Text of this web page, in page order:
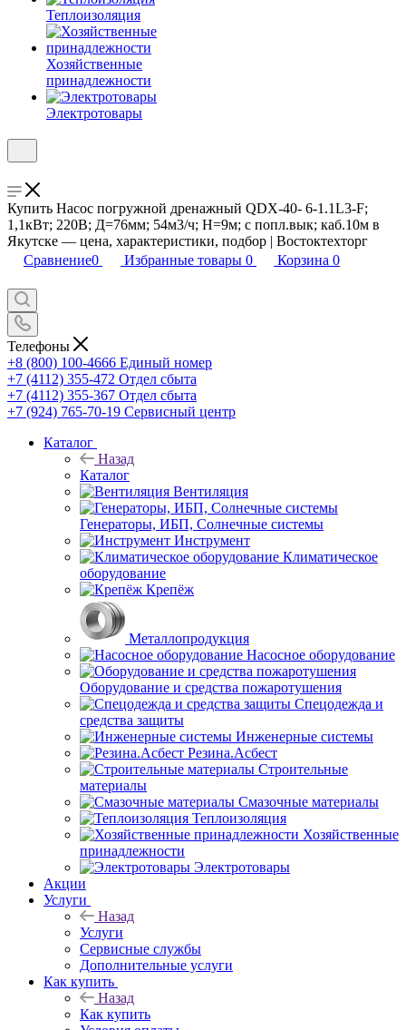
Теплоизоляция
Хозяйственные
принадлежности
Электротовары
Купить Насос погружной дренажный QDX-40- 6-1.1L3-F;
1,1кВт; 220В; Д=76мм; 54м3/ч; Н=9м; с попл.вык; каб.10м в
Якутске — цена, характеристики, подбор | Востоктехторг
Сравнение0 Избранные товары 0 Корзина 0
Телефоны
+8 (800) 100-4666 Единый номер
+7 (4112) 355-472 Отдел сбыта
+7 (4112) 355-367 Отдел сбыта
+7 (924) 765-70-19 Сервисный центр
Каталог
Назад
Каталог
Вентиляция
Генераторы, ИБП, Солнечные системы
Инструмент
Климатическое
оборудование
Крепёж
Металлопродукция
Насосное оборудование
Оборудование и средства пожаротушения
Спецодежда и
средства защиты
Инженерные системы
Резина.Асбест
Строительные
материалы
Смазочные материалы
Теплоизоляция
Хозяйственные
принадлежности
Электротовары
Акции
Услуги
Назад
Услуги
Сервисные службы
Дополнительные услуги
Как купить
Назад
Как купить